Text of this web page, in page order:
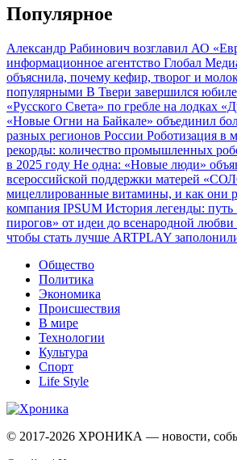
Популярное
Александр Рабинович возглавил АО
информационное агентство Глобал
объяснила, почему кефир, творог и
популярными В Твери завершился
«Русского Света» по гребле на лодках
«Новые Огни на Байкале» объединил
разных регионов России Роботизация в
рекорды: количество промышленных
в 2025 году Не одна: «Новые люди»
всероссийской поддержки матерей
мицеллированные витамины, и как они
компания IPSUM История легенды:
пирогов» от идеи до всенародной любви
чтобы стать лучше ARTPLAY
Общество
Политика
Экономика
Происшествия
В мире
Технологии
Культура
Спорт
Life Style
© 2017-2026 ХРОНИКА — новости,